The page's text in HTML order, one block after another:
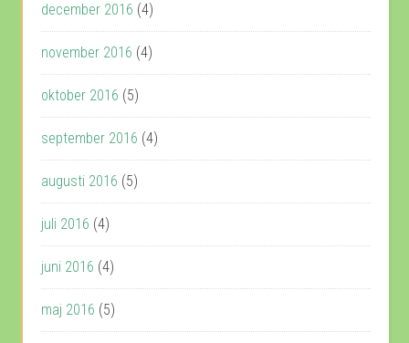
december 2016 (4)
november 2016 (4)
oktober 2016 (5)
september 2016 (4)
augusti 2016 (5)
juli 2016 (4)
juni 2016 (4)
maj 2016 (5)